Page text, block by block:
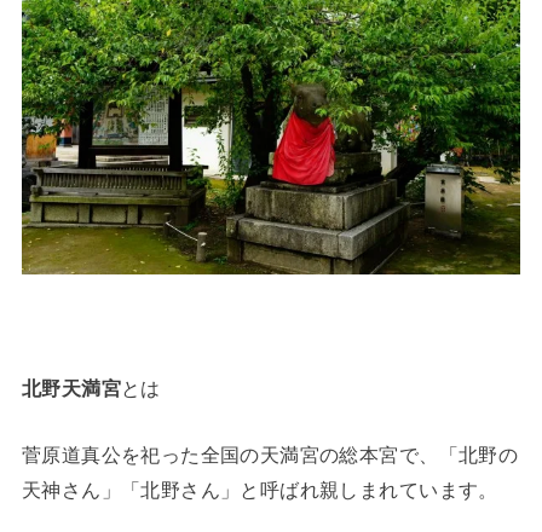
北野天満宮とは
菅原道真公を祀った全国の天満宮の総本宮で、「北野の
天神さん」「北野さん」と呼ばれ親しまれています。